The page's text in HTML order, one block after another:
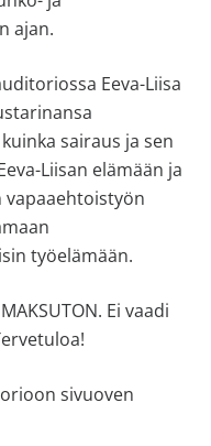
ajan.
Eeva-Liisa
sairaus ja sen
Liisan elämään ja
vapaaehtoistyön
työelämään.
Ei vaadi
sivuoven